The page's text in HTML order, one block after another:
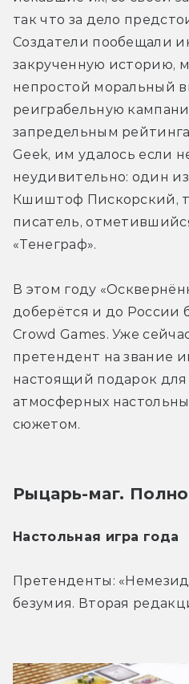
так что за дело
Создатели пообещали
закрученную историю,
непростой моральный
реиграбельную
запредельным
Geek, им удалось если
неудивительно: один
Кшиштоф Пискорский,
писатель,
«Тенеграф».
В этом году
доберётся и до России
Crowd Games. Уже
претендент на звание
настоящий подарок
атмосферных
сюжетом.
Рыцарь-маг.
Настольная игра года
Претенденты:
безумия. Вторая